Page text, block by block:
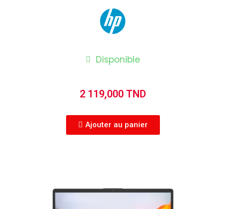
Disponible
2 119,000 TND
Ajouter au panier